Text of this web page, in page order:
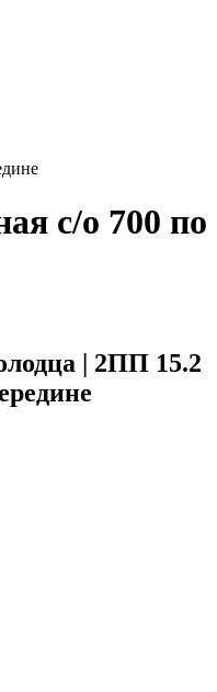
с/о 700 по
| 2ПП 15.2